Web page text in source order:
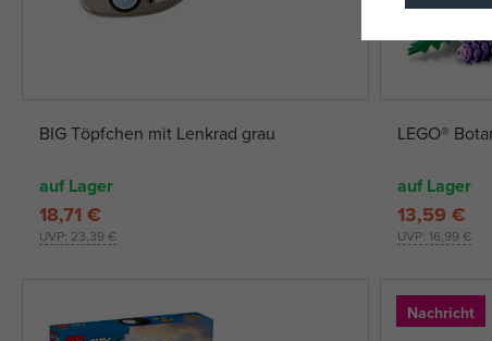
BIG Töpfchen mit Lenkrad grau
auf Lager
UVP: 23,39 €
18,71 €
LEGO®
auf Lager
UVP: 16,99 €
13,59 €
Nachricht